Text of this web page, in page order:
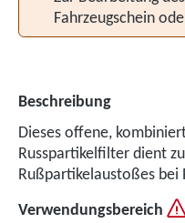
Fahrzeugschein
Beschreibung
Dieses offene,
Russpartikelfilter dient
Rußpartikelaustoßes bei
Verwendungsbereich